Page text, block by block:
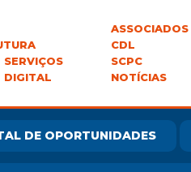
SERVIÇOS
DIGITAL
ASSOCIADOS
CDL
SCPC
NOTÍCIAS
DE OPORTUNIDADES